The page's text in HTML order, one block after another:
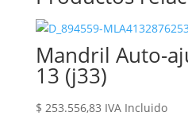
Mandril Auto-
13 (j33)
$ 253.556,83 IVA Incluido